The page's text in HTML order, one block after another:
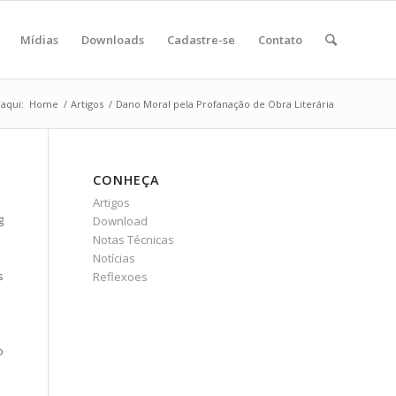
Mídias Downloads Cadastre-se Contato
Home / Artigos / Dano Moral pela Profanação de Obra Literária
CONHEÇA
Artigos
Download
Notas Técnicas
Notícias
Reflexoes